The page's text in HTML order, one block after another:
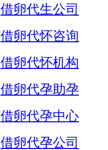
借卵代生公司
借卵代怀咨询
借卵代怀机构
借卵代孕助孕
借卵代孕中心
借卵代孕公司